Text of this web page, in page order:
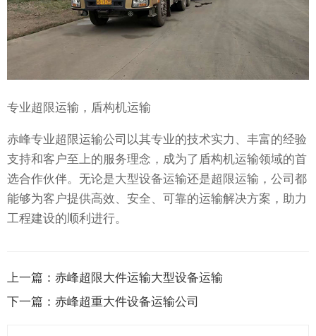
专业超限运输，盾构机运输
赤峰专业超限运输公司以其专业的技术实力、丰富的经验
支持和客户至上的服务理念，成为了盾构机运输领域的首
选合作伙伴。无论是大型设备运输还是超限运输，公司都
能够为客户提供高效、安全、可靠的运输解决方案，助力
工程建设的顺利进行。
上一篇： 赤峰超限大件运输大型设备运输
下一篇： 赤峰超重大件设备运输公司